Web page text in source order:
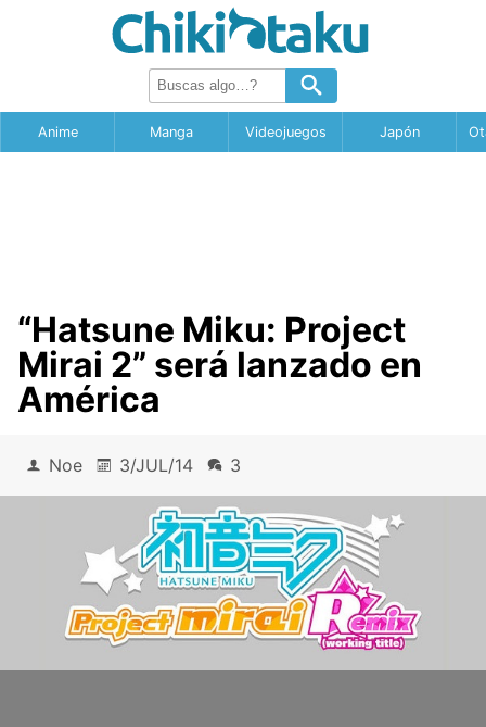
Anime Manga Videojuegos Japón
“Hatsune Miku: Project
Mirai 2” será lanzado en
América
Noe 3/JUL/14 3